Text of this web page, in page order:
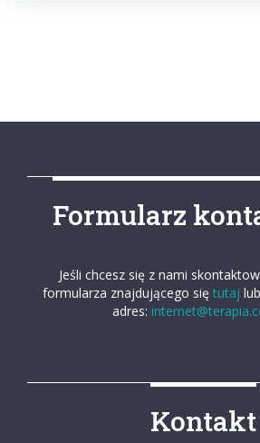
Formularz
Jeśli chcesz się z nami
formularza znajdującego się tutaj
adres:
Kontakt